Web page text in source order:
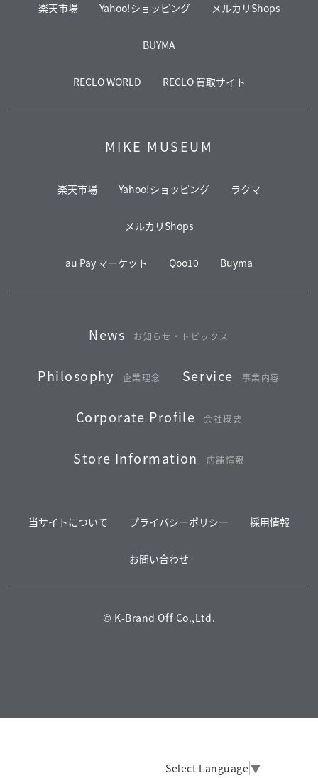
楽天市場 Yahoo!ショッピング メルカリShops
BUYMA
RECLO WORLD RECLO 買取サイト
MIKE MUSEUM
楽天市場 Yahoo!ショッピング ラクマ
メルカリShops
au Pay マーケット Qoo10 Buyma
News お知らせ・トピックス
Philosophy 企業理念 Service 事業内容
Corporate Profile 会社概要
Store Information 店舗情報
当サイトについて プライバシーポリシー 採用情報
お問い合わせ
© K-Brand Off Co.,Ltd.
Select Language▼